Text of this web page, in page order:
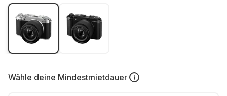
Wähle deine Mindestmietdauer